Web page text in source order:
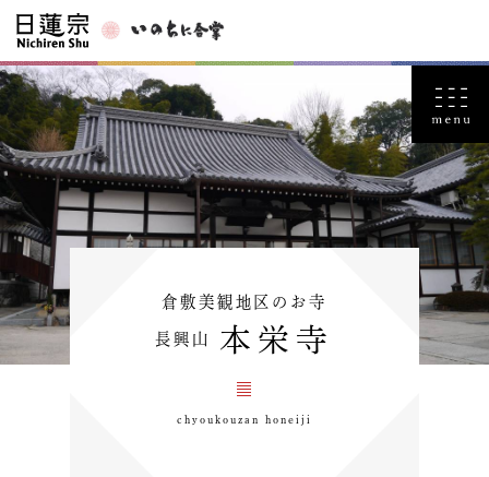
倉敷美観地区のお寺
長興山 本栄寺
chyoukouzan honeiji